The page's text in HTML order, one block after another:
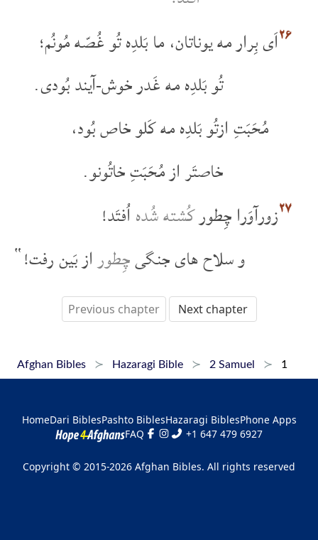
۲۶اَی بِرار مه یوناتان، ما بَلدِه تُو غُصّه مُونُم؛
تُو بَلدِه مه غَدر خوش-آیند بُودی.
مُحَبَتِ ازتُو بَلدِه مه کَلو خاص بُود،
خاصتَر از مُحَبَتِ خاتُونو.
۲۷زورآوَرا چِطورکُشته شُدهاُفتَد!
و سلاح های جنگیچِطوراز بَین رفت!“
Previous chapter Next chapter
Afghan Bibles Hazaragi Bible 2 Samuel 1
HomeDari BiblesPashto BiblesHazaragi BiblesPhone Apps
FAQ
+1 647 479 6927
Copyright © 2015-2026 Afghan Bibles. All rights reserved